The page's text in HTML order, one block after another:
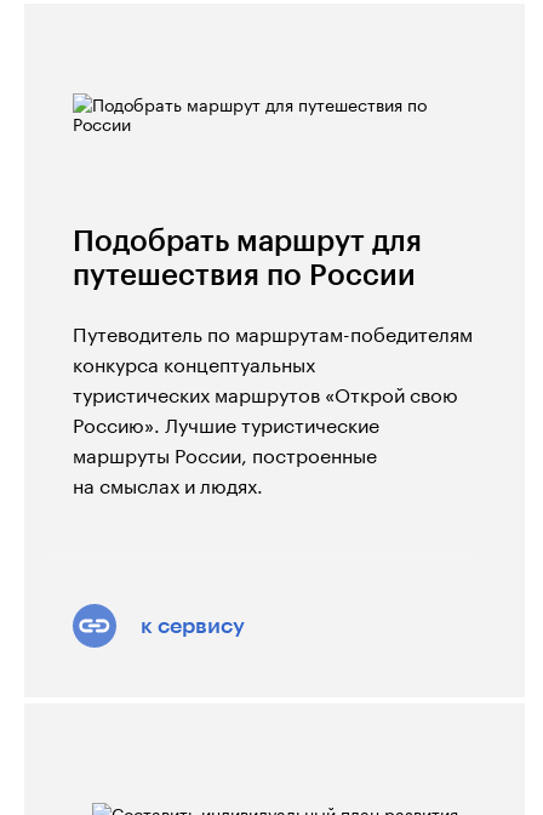
Подобрать маршрут для
путешествия по России
Путеводитель по маршрутам-победителям
конкурса концептуальных
туристических маршрутов «Открой свою
Россию». Лучшие туристические
маршруты России, построенные
на смыслах и людях.
к сервису